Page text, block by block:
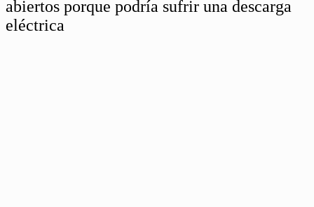
abiertos porque podría sufrir una descarga
eléctrica